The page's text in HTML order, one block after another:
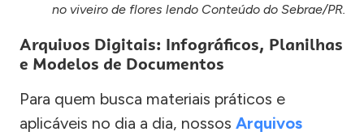
no viveiro de flores lendo Conteúdo do Sebrae/PR.
Arquivos Digitais: Infográficos, Planilhas
e Modelos de Documentos
Para quem busca materiais práticos e
aplicáveis no dia a dia, nossos Arquivos